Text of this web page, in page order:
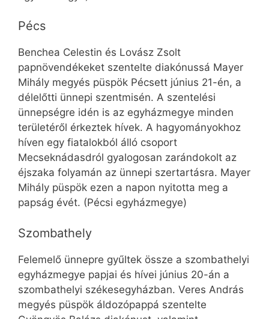
Pécs
Benchea Celestin és Lovász Zsolt
papnövendékeket szentelte diakónussá Mayer
Mihály megyés püspök Pécsett június 21-én, a
délelőtti ünnepi szentmisén. A szentelési
ünnepségre idén is az egyházmegye minden
területéről érkeztek hívek. A hagyományokhoz
híven egy fiatalokból álló csoport
Mecseknádasdról gyalogosan zarándokolt az
éjszaka folyamán az ünnepi szertartásra. Mayer
Mihály püspök ezen a napon nyitotta meg a
papság évét. (Pécsi egyházmegye)
Szombathely
Felemelő ünnepre gyűltek össze a szombathelyi
egyházmegye papjai és hívei június 20-án a
szombathelyi székesegyházban. Veres András
megyés püspök áldozópappá szentelte